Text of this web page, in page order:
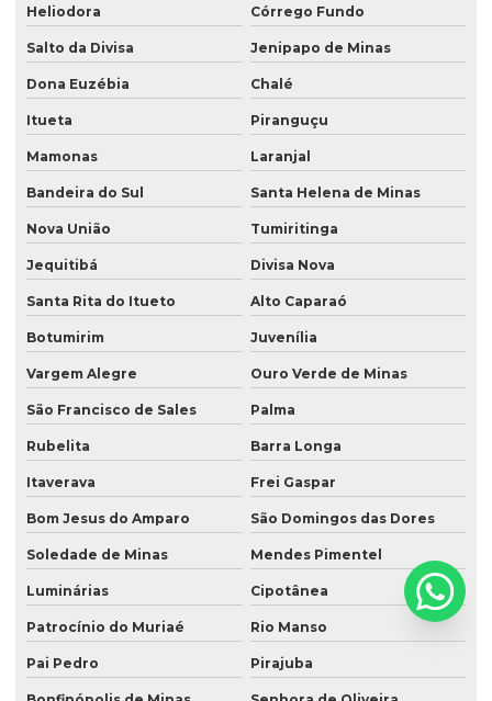
Heliodora Córrego Fundo
Salto da Divisa Jenipapo de Minas
Dona Euzébia Chalé
Itueta Piranguçu
Mamonas Laranjal
Bandeira do Sul Santa Helena de Minas
Nova União Tumiritinga
Jequitibá Divisa Nova
Santa Rita do Itueto Alto Caparaó
Botumirim Juvenília
Vargem Alegre Ouro Verde de Minas
São Francisco de Sales Palma
Rubelita Barra Longa
Itaverava Frei Gaspar
Bom Jesus do Amparo São Domingos das Dores
Soledade de Minas Mendes Pimentel
Luminárias Cipotânea
Patrocínio do Muriaé Rio Manso
Pai Pedro Pirajuba